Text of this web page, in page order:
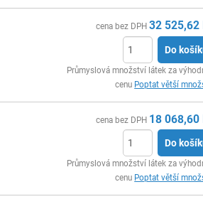
cena bez DPH 32 525,62
Do
Průmyslová množství látek za
cenu Poptat větší
cena bez DPH 18 068,60
Do
Průmyslová množství látek za
cenu Poptat větší